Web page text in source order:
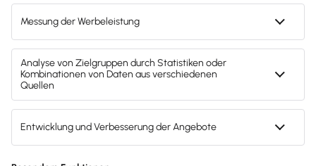
du sorgst dafür, dass der Bewerbungsprozess
den Bedürfnissen der von dir anvisierten
Zielgruppe entgegenkommt. Dabei lässt du
die Anforderungen der Stellenbesetzung nicht
außer Acht. Doch es geht darum zu
vermeiden, dass Bewerber vorzeitig
abspringen. Deshalb gilt: Je effizienter du